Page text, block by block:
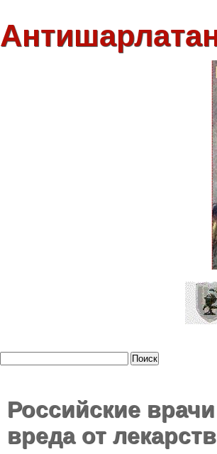
Российские
вреда от лекарств